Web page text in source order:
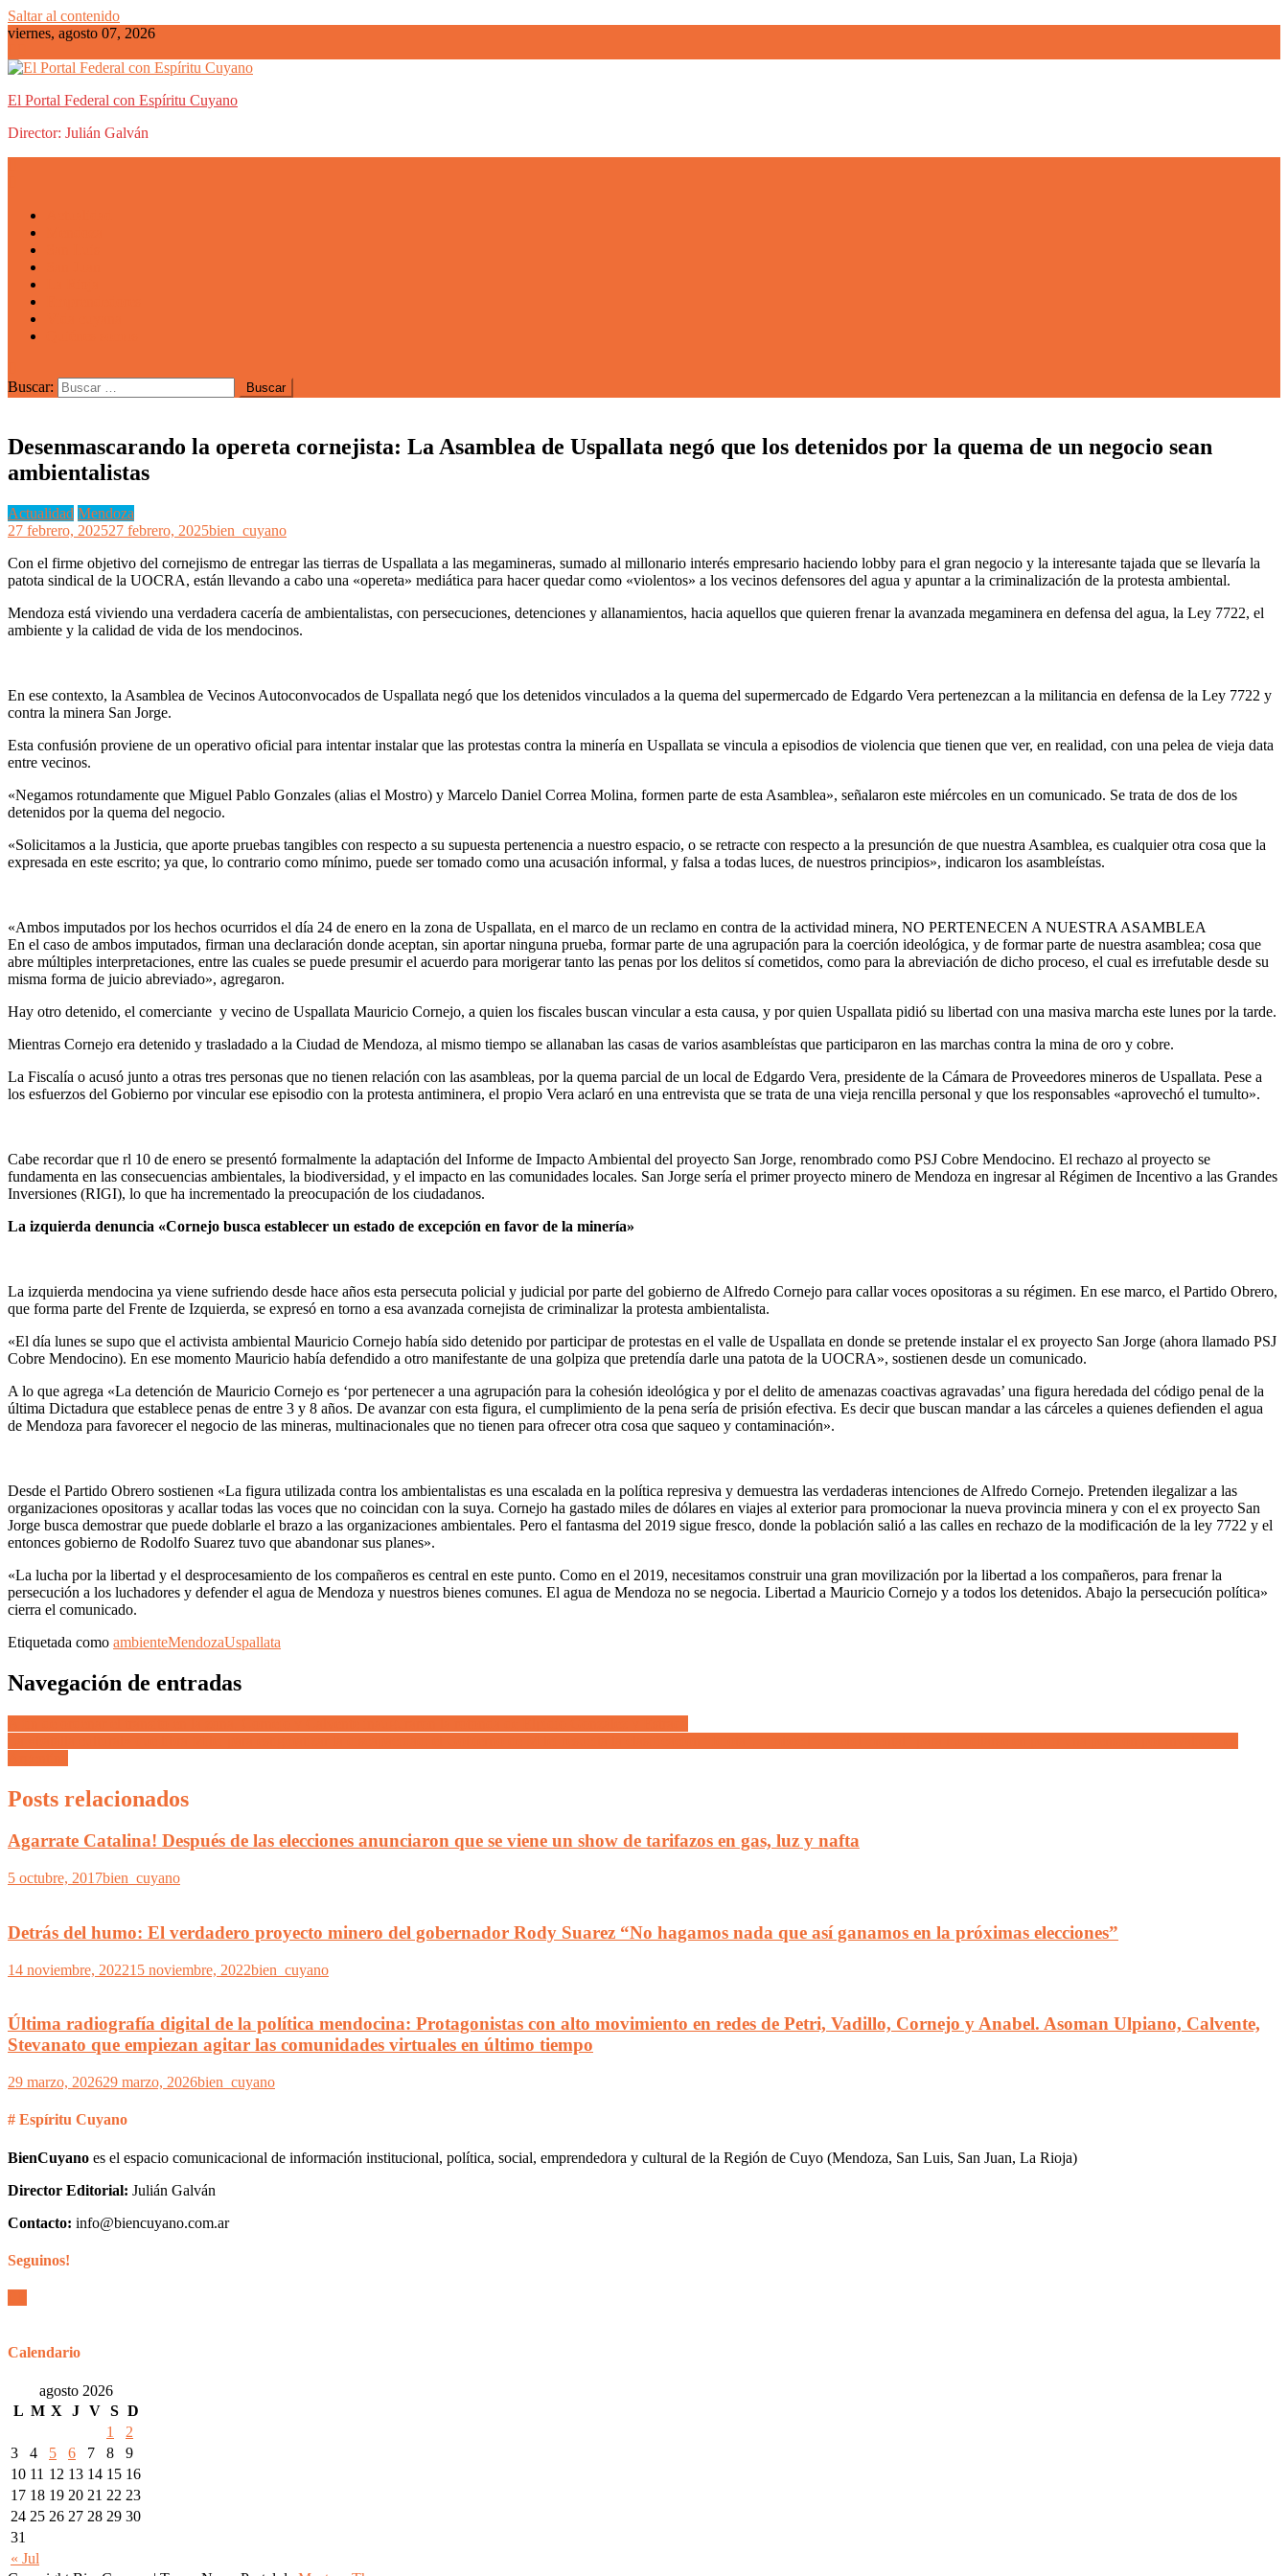
Saltar al contenido
viernes, agosto 07, 2026
El Portal Federal con Espíritu Cuyano
Director: Julián Galván
Buscar:
Desenmascarando la opereta cornejista: La Asamblea de Uspallata negó que los detenidos por la quema de un negocio sean
ambientalistas
Actualidad Mendoza
27 febrero, 202527 febrero, 2025bien_cuyano
Con el firme objetivo del cornejismo de entregar las tierras de Uspallata a las megamineras, sumado al millonario interés empresario haciendo lobby para el gran negocio y la interesante tajada que se llevaría la
patota sindical de la UOCRA, están llevando a cabo una «opereta» mediática para hacer quedar como «violentos» a los vecinos defensores del agua y apuntar a la criminalización de la protesta ambiental.
Mendoza está viviendo una verdadera cacería de ambientalistas, con persecuciones, detenciones y allanamientos, hacia aquellos que quieren frenar la avanzada megaminera en defensa del agua, la Ley 7722, el
ambiente y la calidad de vida de los mendocinos.
En ese contexto, la Asamblea de Vecinos Autoconvocados de Uspallata negó que los detenidos vinculados a la quema del supermercado de Edgardo Vera pertenezcan a la militancia en defensa de la Ley 7722 y
contra la minera San Jorge.
Esta confusión proviene de un operativo oficial para intentar instalar que las protestas contra la minería en Uspallata se vincula a episodios de violencia que tienen que ver, en realidad, con una pelea de vieja data
entre vecinos.
«Negamos rotundamente que Miguel Pablo Gonzales (alias el Mostro) y Marcelo Daniel Correa Molina, formen parte de esta Asamblea», señalaron este miércoles en un comunicado. Se trata de dos de los
detenidos por la quema del negocio.
«Solicitamos a la Justicia, que aporte pruebas tangibles con respecto a su supuesta pertenencia a nuestro espacio, o se retracte con respecto a la presunción de que nuestra Asamblea, es cualquier otra cosa que la
expresada en este escrito; ya que, lo contrario como mínimo, puede ser tomado como una acusación informal, y falsa a todas luces, de nuestros principios», indicaron los asambleístas.
«Ambos imputados por los hechos ocurridos el día 24 de enero en la zona de Uspallata, en el marco de un reclamo en contra de la actividad minera, NO PERTENECEN A NUESTRA ASAMBLEA
En el caso de ambos imputados, firman una declaración donde aceptan, sin aportar ninguna prueba, formar parte de una agrupación para la coerción ideológica, y de formar parte de nuestra asamblea; cosa que
abre múltiples interpretaciones, entre las cuales se puede presumir el acuerdo para morigerar tanto las penas por los delitos sí cometidos, como para la abreviación de dicho proceso, el cual es irrefutable desde su
misma forma de juicio abreviado», agregaron.
Hay otro detenido, el comerciante y vecino de Uspallata Mauricio Cornejo, a quien los fiscales buscan vincular a esta causa, y por quien Uspallata pidió su libertad con una masiva marcha este lunes por la tarde.
Mientras Cornejo era detenido y trasladado a la Ciudad de Mendoza, al mismo tiempo se allanaban las casas de varios asambleístas que participaron en las marchas contra la mina de oro y cobre.
La Fiscalía o acusó junto a otras tres personas que no tienen relación con las asambleas, por la quema parcial de un local de Edgardo Vera, presidente de la Cámara de Proveedores mineros de Uspallata. Pese a
los esfuerzos del Gobierno por vincular ese episodio con la protesta antiminera, el propio Vera aclaró en una entrevista que se trata de una vieja rencilla personal y que los responsables «aprovechó el tumulto».
Cabe recordar que rl 10 de enero se presentó formalmente la adaptación del Informe de Impacto Ambiental del proyecto San Jorge, renombrado como PSJ Cobre Mendocino. El rechazo al proyecto se
fundamenta en las consecuencias ambientales, la biodiversidad, y el impacto en las comunidades locales. San Jorge sería el primer proyecto minero de Mendoza en ingresar al Régimen de Incentivo a las Grandes
Inversiones (RIGI), lo que ha incrementado la preocupación de los ciudadanos.
La izquierda denuncia «Cornejo busca establecer un estado de excepción en favor de la minería»
La izquierda mendocina ya viene sufriendo desde hace años esta persecuta policial y judicial por parte del gobierno de Alfredo Cornejo para callar voces opositoras a su régimen. En ese marco, el Partido Obrero,
que forma parte del Frente de Izquierda, se expresó en torno a esa avanzada cornejista de criminalizar la protesta ambientalista.
«El día lunes se supo que el activista ambiental Mauricio Cornejo había sido detenido por participar de protestas en el valle de Uspallata en donde se pretende instalar el ex proyecto San Jorge (ahora llamado PSJ
Cobre Mendocino). En ese momento Mauricio había defendido a otro manifestante de una golpiza que pretendía darle una patota de la UOCRA», sostienen desde un comunicado.
A lo que agrega «La detención de Mauricio Cornejo es ‘por pertenecer a una agrupación para la cohesión ideológica y por el delito de amenazas coactivas agravadas’ una figura heredada del código penal de la
última Dictadura que establece penas de entre 3 y 8 años. De avanzar con esta figura, el cumplimiento de la pena sería de prisión efectiva. Es decir que buscan mandar a las cárceles a quienes defienden el agua
de Mendoza para favorecer el negocio de las mineras, multinacionales que no tienen para ofrecer otra cosa que saqueo y contaminación».
Desde el Partido Obrero sostienen «La figura utilizada contra los ambientalistas es una escalada en la política represiva y demuestra las verdaderas intenciones de Alfredo Cornejo. Pretenden ilegalizar a las
organizaciones opositoras y acallar todas las voces que no coincidan con la suya. Cornejo ha gastado miles de dólares en viajes al exterior para promocionar la nueva provincia minera y con el ex proyecto San
Jorge busca demostrar que puede doblarle el brazo a las organizaciones ambientales. Pero el fantasma del 2019 sigue fresco, donde la población salió a las calles en rechazo de la modificación de la ley 7722 y el
entonces gobierno de Rodolfo Suarez tuvo que abandonar sus planes».
«La lucha por la libertad y el desprocesamiento de los compañeros es central en este punto. Como en el 2019, necesitamos construir una gran movilización por la libertad a los compañeros, para frenar la
persecución a los luchadores y defender el agua de Mendoza y nuestros bienes comunes. El agua de Mendoza no se negocia. Libertad a Mauricio Cornejo y a todos los detenidos. Abajo la persecución política»
cierra el comunicado.
Etiquetada como ambienteMendozaUspallata
Navegación de entradas
Posts relacionados
Agarrate Catalina! Después de las elecciones anunciaron que se viene un show de tarifazos en gas, luz y nafta
5 octubre, 2017bien_cuyano
Detrás del humo: El verdadero proyecto minero del gobernador Rody Suarez “No hagamos nada que así ganamos en la próximas elecciones”
14 noviembre, 202215 noviembre, 2022bien_cuyano
Última radiografía digital de la política mendocina: Protagonistas con alto movimiento en redes de Petri, Vadillo, Cornejo y Anabel. Asoman Ulpiano, Calvente,
Stevanato que empiezan agitar las comunidades virtuales en último tiempo
29 marzo, 202629 marzo, 2026bien_cuyano
# Espíritu Cuyano
BienCuyano es el espacio comunicacional de información institucional, política, social, emprendedora y cultural de la Región de Cuyo (Mendoza, San Luis, San Juan, La Rioja)
Director Editorial: Julián Galván
Contacto: info@biencuyano.com.ar
Seguinos!
Calendario
agosto 2026
L M X J V S D
« Jul
1
2
3
4 5 6 7 8
9
10 11 12 13 14 15 16
17 18 19 20 21 22 23
24 25 26 27 28 29 30
31